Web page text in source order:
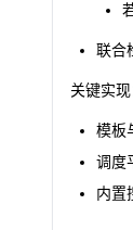
联合
关键实现
模板
调度
内置